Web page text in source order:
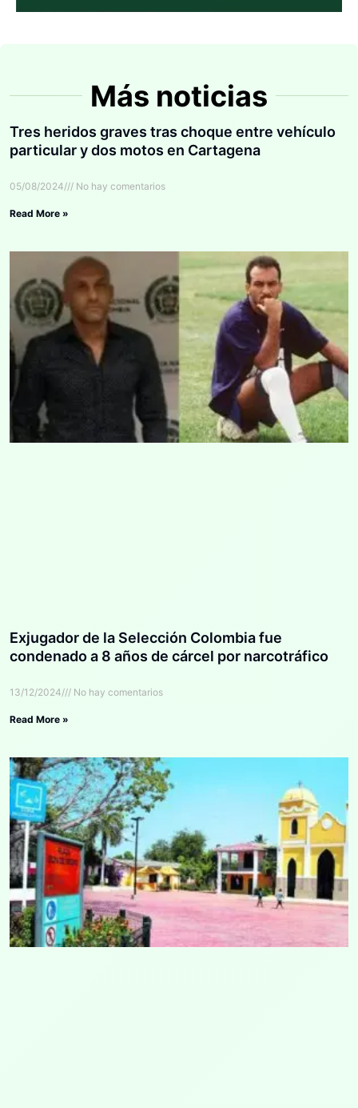
Más noticias
Tres heridos graves tras choque entre vehículo
particular y dos motos en Cartagena
05/08/2024 No hay comentarios
Read More »
Exjugador de la Selección Colombia fue
condenado a 8 años de cárcel por narcotráfico
13/12/2024 No hay comentarios
Read More »